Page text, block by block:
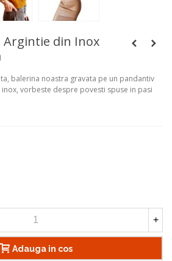
Argintie din Inox
balerina noastra gravata pe un pandantiv
vorbeste despre povesti spuse in pasi
+
Adauga in cos